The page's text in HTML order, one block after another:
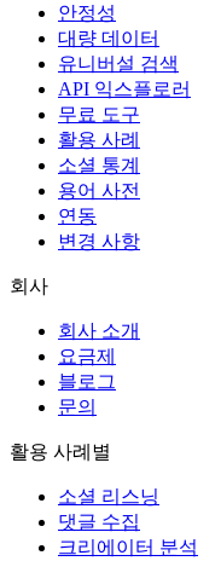
안정성
대량 데이터
유니버설 검색
API 익스플로러
무료 도구
활용 사례
소셜 통계
용어 사전
연동
변경 사항
회사
회사 소개
요금제
블로그
문의
활용 사례별
소셜 리스닝
댓글 수집
크리에이터 분석